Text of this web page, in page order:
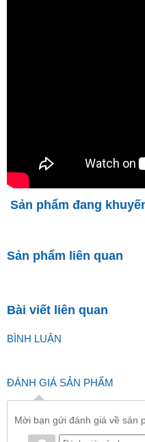
Sản phẩm đang
Sản phẩm liên quan
Bài viết liên quan
BÌNH LUẬN
ĐÁNH GIÁ SẢN PHẨM
Mời bạn gửi đánh giá về sản